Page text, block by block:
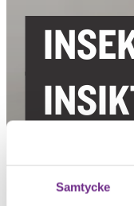
Samtycke